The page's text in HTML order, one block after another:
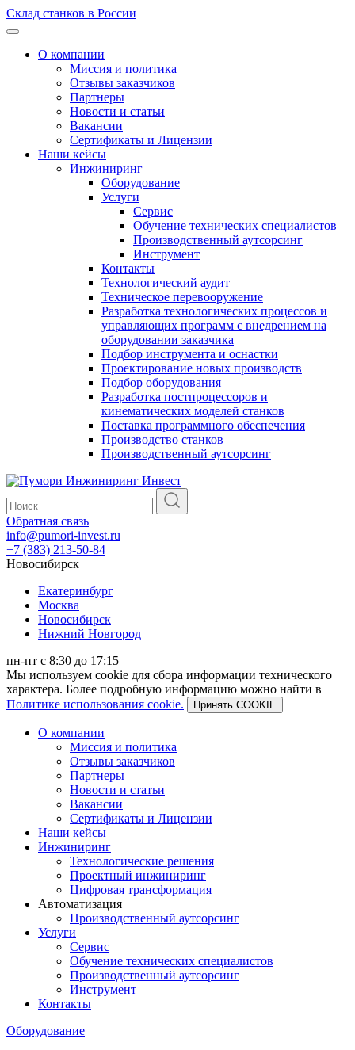
Склад станков в России
О компании
Миссия и политика
Отзывы заказчиков
Партнеры
Новости и статьи
Вакансии
Сертификаты и Лицензии
Наши кейсы
Инжиниринг
Оборудование
Услуги
Сервис
Обучение технических специалистов
Производственный аутсорсинг
Инструмент
Контакты
Технологический аудит
Техническое перевооружение
Разработка технологических процессов и
управляющих программ с внедрением на
оборудовании заказчика
Подбор инструмента и оснастки
Проектирование новых производств
Подбор оборудования
Разработка постпроцессоров и
кинематических моделей станков
Поставка программного обеспечения
Производство станков
Производственный аутсорсинг
Обратная связь
info@pumori-invest.ru
+7 (383) 213-50-84
Новосибирск
Екатеринбург
Москва
Новосибирск
Нижний Новгород
пн-пт с 8:30 до 17:15
Мы используем cookie для сбора информации технического
характера. Более подробную информацию можно найти в
Политике использования cookie.
Принять COOKIE
О компании
Миссия и политика
Отзывы заказчиков
Партнеры
Новости и статьи
Вакансии
Сертификаты и Лицензии
Наши кейсы
Инжиниринг
Технологические решения
Проектный инжиниринг
Цифровая трансформация
Автоматизация
Производственный аутсорсинг
Услуги
Сервис
Обучение технических специалистов
Производственный аутсорсинг
Инструмент
Контакты
Оборудование